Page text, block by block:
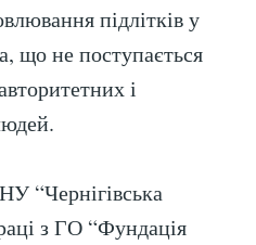
підлітків у
що не поступається
і
“Чернігівська
з ГО “Фундація